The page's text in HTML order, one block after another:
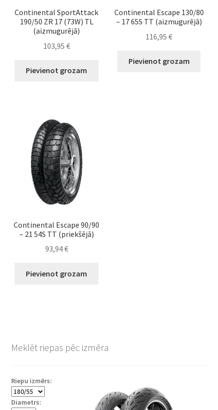
Continental SportAttack
190/50 ZR 17 (73W) TL
(aizmugurējā)
103,95 €
Pievienot grozam
Continental Escape 130/80
– 17 65S TT (aizmugurējā)
116,95€
Pievienot grozam
Continental Escape 90/90
– 21 54S TT (priekšējā)
93,94€
Pievienot grozam
Meklēt riepas pēc izmēra
Riepu izmērs:
Diametrs: